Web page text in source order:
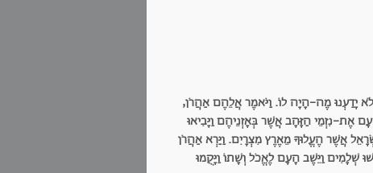
יָדַעְנוּ מֶה-הָיָה לוֹ. וַיֹּאמֶר אֲלֵהֶם אַהֲרֹן,
אֶת-נִזְמֵי הַזָּהָב אֲשֶׁר בְּאָזְנֵיהֶם וַיָּבִיאוּ
אֲשֶׁר הֶעֱלוּךָ מֵאֶרֶץ מִצְרָיִם. וַיַּרְא אַהֲרֹן
שְׁלָמִים וַיֵּשֶׁב הָעָם לֶאֱכֹל וְשָׁתוֹ וַיָּקֻמוּ